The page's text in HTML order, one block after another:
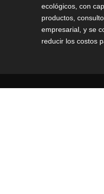
ecológicos, con
productos,
empresarial, y se
reducir los costos